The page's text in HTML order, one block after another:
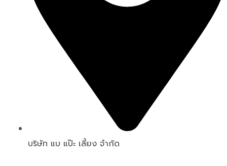
บริษัท แบ แป๊ะ เลี้ยง จำกัด